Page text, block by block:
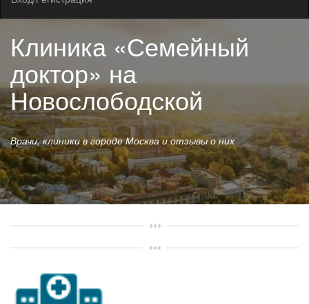
Клиника «Семейный
доктор» на
Новослободской
Врачи, клиники в городе Москва и отзывы о них